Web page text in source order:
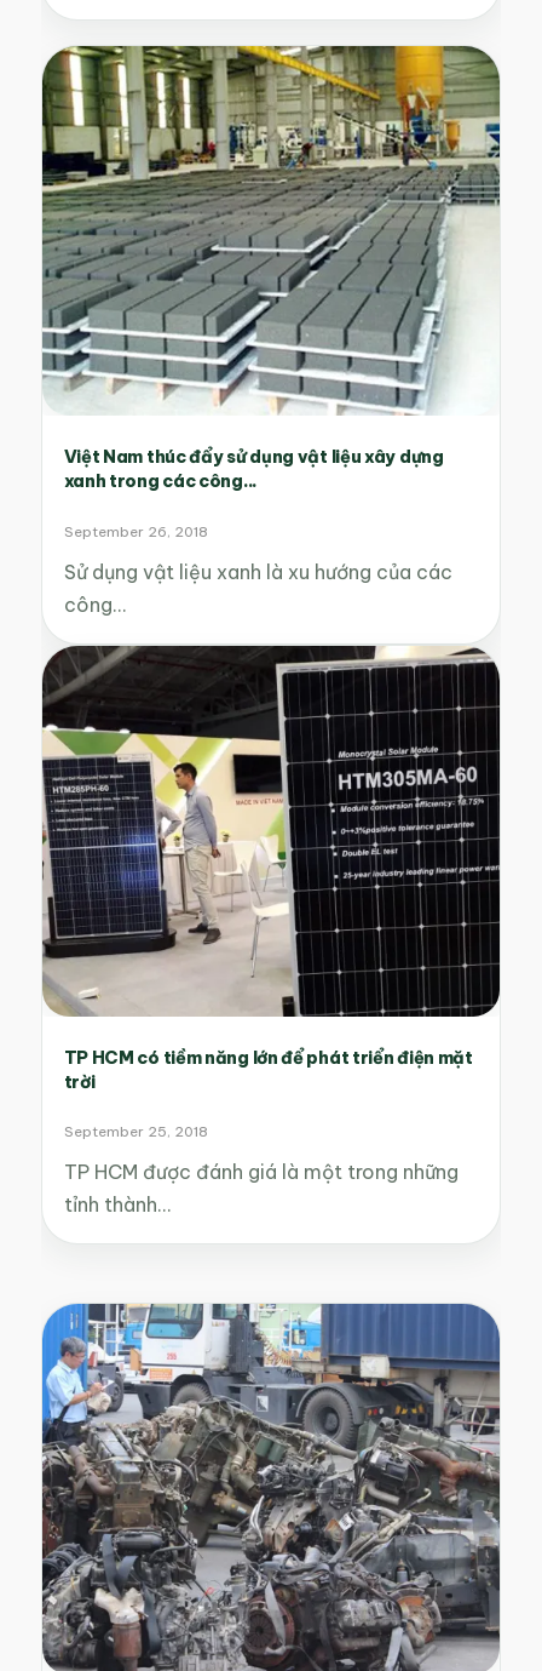
Việt Nam thúc đẩy sử dụng vật liệu xây dựng
xanh trong các công...
September 26, 2018
Sử dụng vật liệu xanh là xu hướng của các
công…
TP HCM có tiềm năng lớn để phát triển điện mặt
trời
September 25, 2018
TP HCM được đánh giá là một trong những
tỉnh thành…